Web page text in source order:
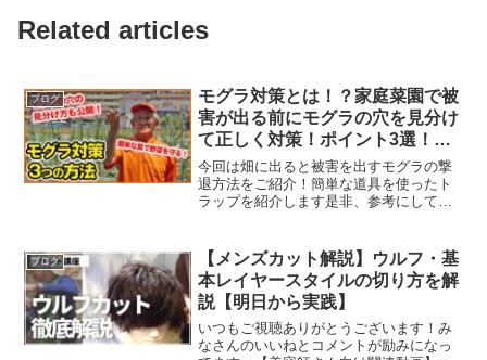
Related articles
ブログ
モグラ対策とは！？家庭菜園で被
害が出る前にモグラの穴を見分け
て正しく対策！ポイント3選！カ
メムシを活用して撃退するトラッ
プ等もご紹介【獣害】
今回は畑に出ると被害を出すモグラの撃
退方法をご紹介！簡単な道具を使ったト
ラップを紹介します是非、参考にしてみ
らもチェック！！農家直伝！家庭菜園ら
いふ▼栽培シェア畑農園ら...
ブログ
【メンズカット解説】ウルフ・基
本レイヤースタイルの切り方を解
説【明日から実践】
いつもご視聴ありがとうございます！み
なさんのいいねとコメントが励みになっ